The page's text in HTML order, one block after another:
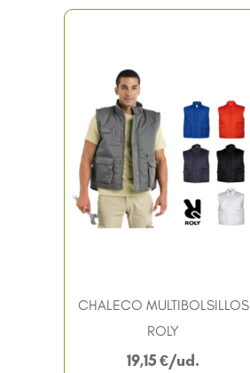
CHALECO MULTIBOLSILLOS
ROLY
19,15€